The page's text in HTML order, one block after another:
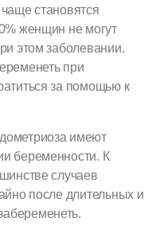
становятся
женщин не могут
этом заболевании.
при
за помощью к
имеют
беременности. К
случаев
после длительных и